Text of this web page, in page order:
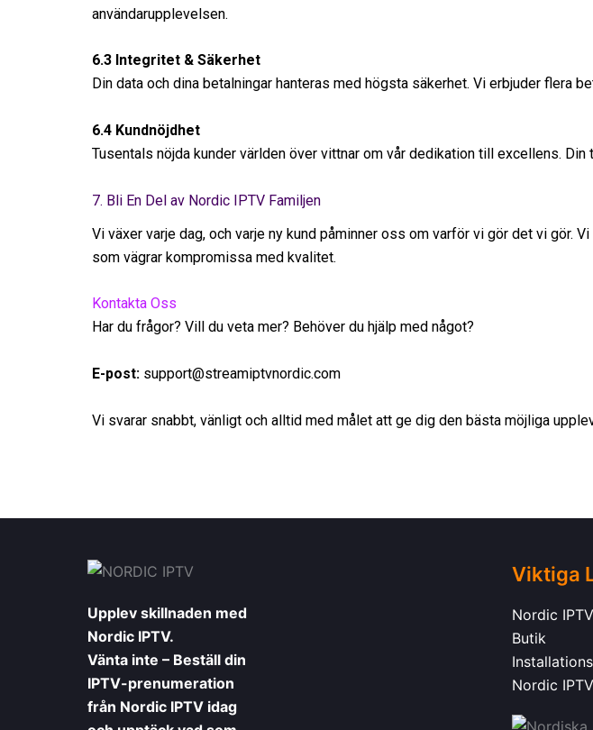
användarupplevelsen.
6.3 Integritet & Säkerhet
Din data och dina betalningar hanteras med högsta säkerhet. Vi erbjuder flera
6.4 Kundnöjdhet
Tusentals nöjda kunder världen över vittnar om vår dedikation till excellens.
7. Bli En Del av Nordic IPTV Familjen
Vi växer varje dag, och varje ny kund påminner oss om varför vi gör det vi gör.
som vägrar kompromissa med kvalitet.
Kontakta Oss
Har du frågor? Vill du veta mer? Behöver du hjälp med något?
E-post: support@streamiptvnordic.com
Vi svarar snabbt, vänligt och alltid med målet att ge dig den bästa möjliga
Upplev skillnaden med
Nordic IPTV.
Vänta inte – Beställ din
IPTV-prenumeration
från Nordic IPTV idag
Viktiga
Nordic IPTV
Butik
Nordic